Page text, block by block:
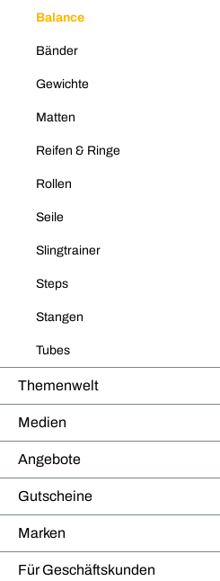
Balance
Bänder
Gewichte
Matten
Reifen & Ringe
Rollen
Seile
Slingtrainer
Steps
Stangen
Tubes
Themenwelt
Medien
Angebote
Gutscheine
Marken
Für Geschäftskunden